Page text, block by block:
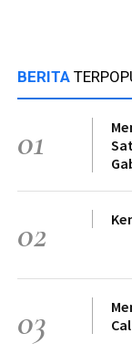
BERITA
01
02
03